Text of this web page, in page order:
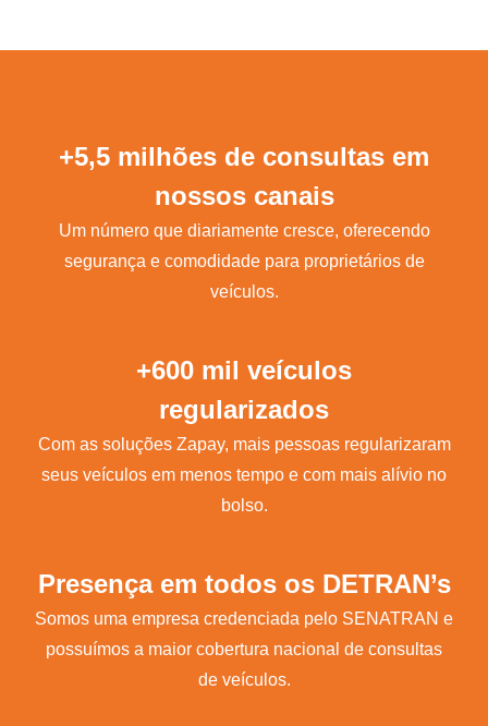
+5,5 milhões de consultas em
nossos canais
Um número que diariamente cresce, oferecendo
segurança e comodidade para proprietários de
veículos.
+600 mil veículos
regularizados
Com as soluções Zapay, mais pessoas regularizaram
seus veículos em menos tempo e com mais alívio no
bolso.
Presença em todos os DETRAN’s
Somos uma empresa credenciada pelo SENATRAN e
possuímos a maior cobertura nacional de consultas
de veículos.